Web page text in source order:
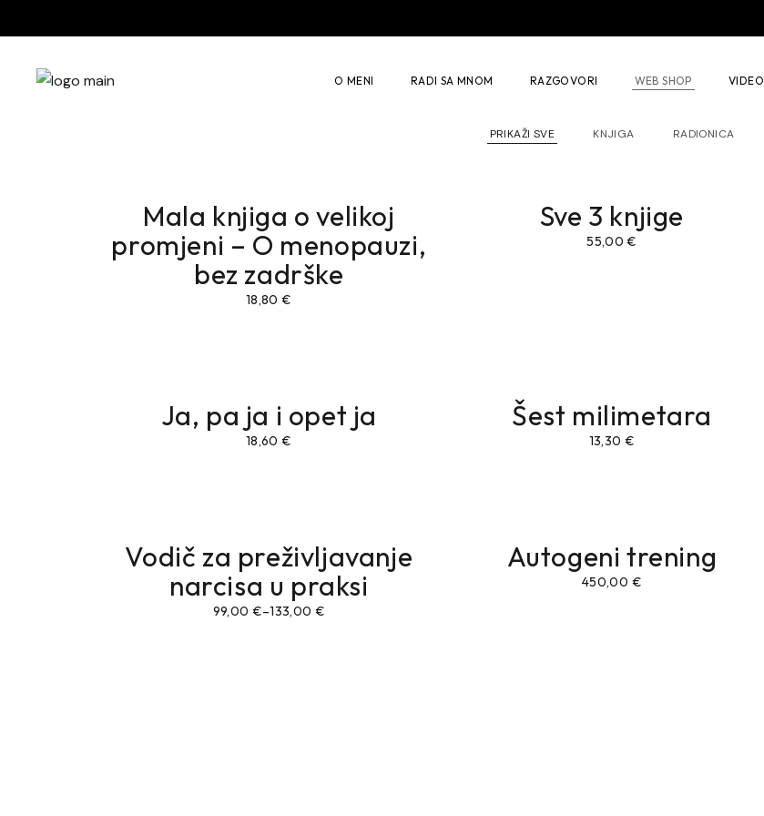
O MENI RADI SA MNOM
Mindfulness
RAZGOVORI WEB SHOP VIDEO
Vodič za preživljavanje narcisa
Autogeni trening
Individualni rad
PRIKAŽI SVE KNJIGA RADIONICA
Mala knjiga o velikoj
promjeni – O menopauzi,
bez zadrške
18,80€
Sve 3 knjige
55,00€
Ja, pa ja i opet ja
18,60€
Šest milimetara
13,30 €
Vodič za preživljavanje
narcisa u praksi
99,00 €–133,00 €
Autogeni trening
450,00 €